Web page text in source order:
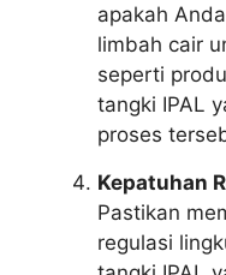
apakah
limbah cair
seperti
tangki IPAL
proses
Kepatuhan
Pastikan
regulasi